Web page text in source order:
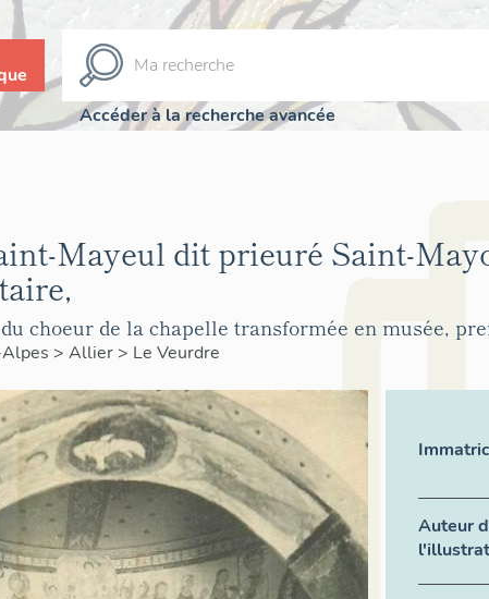
Accéder à la recherche avancée
Mayeul dit prieuré Saint-
choeur de la chapelle transformée en musée,
> Allier> Le Veurdre
Auteur